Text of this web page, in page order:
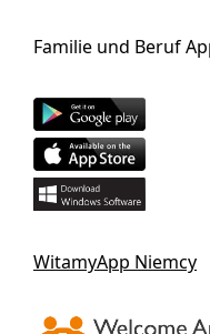
Familie und Beruf
WitamyApp Niemcy